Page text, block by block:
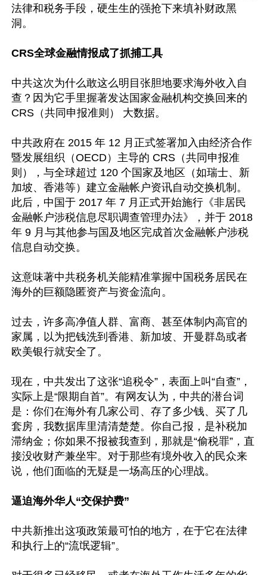
法律和税务手段，硬生生的强抢下来填补财政黑
洞。
CRS全球金融情报成了抓捕工具
中共这次为什么敢这么明目张胆地要求海外收入自
查？因为它手里握著发达国家金融机构交换回来的
CRS（共同申报准则） 大数据。
中共政府在 2015 年 12 月正式签署加入由经济合作
暨发展组织（OECD）主导的 CRS（共同申报准
则），与全球超过 120 个国家及地区（如瑞士、新
加坡、香港等）建立金融帐户资讯自动交换机制。
此后，中国于 2017 年 7 月正式开始施行《非居民
金融帐户涉税信息尽职调查管理办法》，并于 2018
年 9 月与其他参与国及地区完成首次金融帐户涉税
信息自动交换。
这意味著中共税务机关能精准掌握中国税务居民在
海外的巨额隐匿资产与资金流向。
过去，许多高净值人群、富商、甚至体制内高官的
家属，以为把钱洗到香港、新加坡、开曼群岛或者
欧美银行就安全了。
现在，中共发出了这张“追税令”，表面上叫“自查”，
实际上是“限期自首”。有网友认为，中共的潜台词
是：你们在海外有几家公司、存了多少钱、买了几
套房，我数据库里清清楚楚。你自己报，是补税加
滞纳金；你如果不报被我查到，那就是“偷税罪”，直
接没收财产兼坐牢。对于那些有境外收入的民众来
说，他们面临的无疑是一场高压的心理战。
逼迫海外华人“交保护费”
中共新推出这项政策最可怕的地方，在于它在法律
和执行上的“流氓逻辑”。